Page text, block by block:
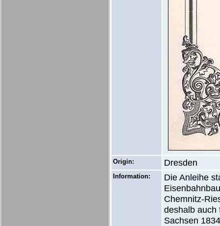
Origin: Dresden
Information:
Die Anleihe
Chemnitz-
deshalb auch
Sachsen